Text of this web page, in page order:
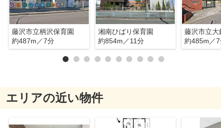
藤沢市立柄沢保育園
約487m／7分
湘南ひばり保育園
約854m／11分
藤沢市立大
約485m／
エリアの近い物件